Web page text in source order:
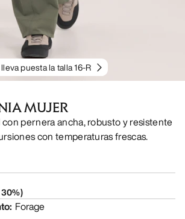
puesta la talla 16-R
MUJER
pernera ancha, robusto y resistente
con temperaturas frescas.
30%)
: Forage